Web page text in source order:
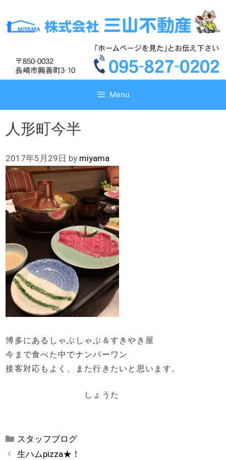
テ
ス
テ
ス
Menu
人形町今半
2017年5月29日 by miyama
博多にあるしゃぶしゃぶ＆すきやき屋
今まで食べた中でナンバーワン
接客対応もよく、また行きたいと思います。
しょうた
カ
テ
スタッフブログ
生ハムpizza★！